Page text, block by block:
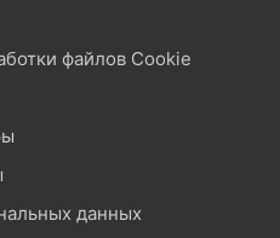
файлов Cookie
данных